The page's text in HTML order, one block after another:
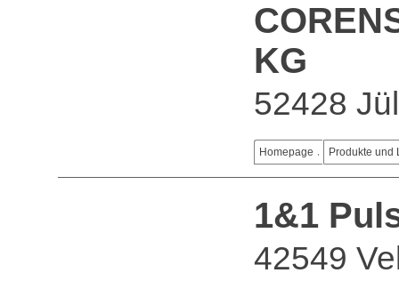
KG
52428
Homepage Produkte und
1&1
42549